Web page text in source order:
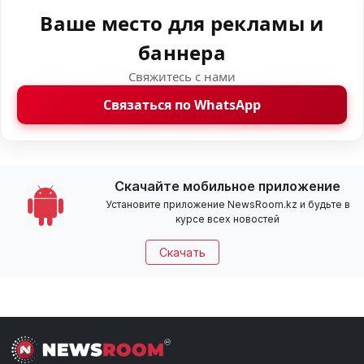
Ваше место для рекламы и
баннера
Свяжитесь с нами
Связаться по WhatsApp
Скачайте мобильное приложение
Установите приложение NewsRoom.kz и будьте в
курсе всех новостей
Скачать